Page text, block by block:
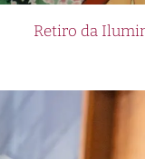
Retiro da